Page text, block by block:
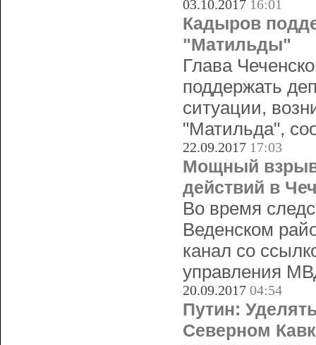
03.10.2017 16:01
Кадыров
"Матильды"
Глава
поддержать
ситуации,
"Матильда",
22.09.2017 17:03
Мощный взрыв
действий в
Во время
Веденском
канал со
управления
20.09.2017 04:54
Путин:
Северном